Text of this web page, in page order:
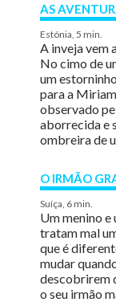
AS
Estónia, 5 min.
A inveja vem
No cimo de
um
para a
observado
aborrecida e
ombreira de
O IRMÃO
Suíça, 6 min.
Um menino e
tratam mal
que é
mudar
descobrirem
o seu irmão